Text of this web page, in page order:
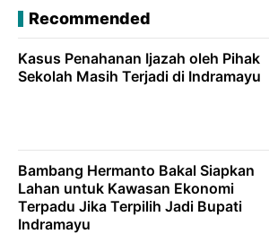
Recommended
Kasus Penahanan Ijazah oleh Pihak
Sekolah Masih Terjadi di Indramayu
Bambang Hermanto Bakal Siapkan
Lahan untuk Kawasan Ekonomi
Terpadu Jika Terpilih Jadi Bupati
Indramayu